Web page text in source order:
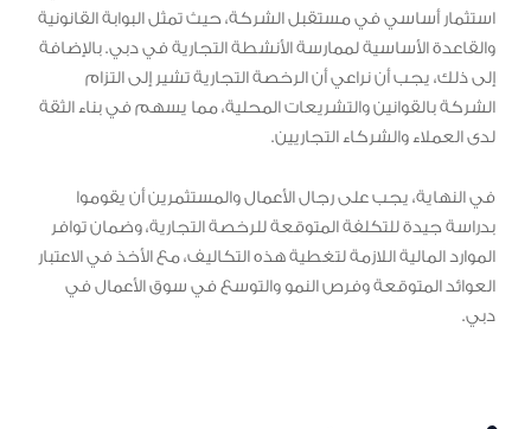
استثمار أساسي في مستقبل الشركة، حيث تمثل البوابة القانونية
والقاعدة الأساسية لممارسة الأنشطة التجارية في دبي. بالإضافة
إلى ذلك، يجب أن نراعي أن الرخصة التجارية تشير إلى التزام
الشركة بالقوانين والتشريعات المحلية، مما يسهم في بناء الثقة
لدى العملاء والشركاء التجاريين.
في النهاية، يجب على رجال الأعمال والمستثمرين أن يقوموا
بدراسة جيدة للتكلفة المتوقعة للرخصة التجارية، وضمان توافر
الموارد المالية اللازمة لتغطية هذه التكاليف، مع الأخذ في الاعتبار
العوائد المتوقعة وفرص النمو والتوسع في سوق الأعمال في
دبي.